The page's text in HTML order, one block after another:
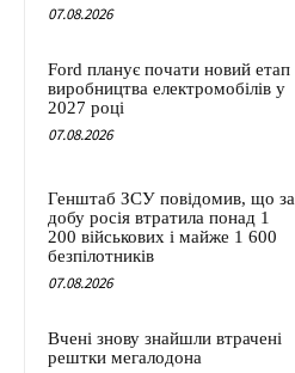
07.08.2026
Ford планує почати новий етап
виробництва електромобілів у
2027 році
07.08.2026
Генштаб ЗСУ повідомив, що за
добу росія втратила понад 1
200 військових і майже 1 600
безпілотників
07.08.2026
Вчені знову знайшли втрачені
рештки мегалодона